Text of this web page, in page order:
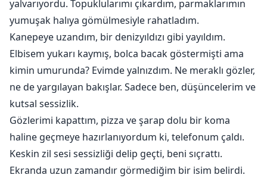
yalvarıyordu. Topuklularımı çıkardım, parmaklarımın
yumuşak halıya gömülmesiyle rahatladım.
Kanepeye uzandım, bir denizyıldızı gibi yayıldım.
Elbisem yukarı kaymış, bolca bacak göstermişti ama
kimin umurunda? Evimde yalnızdım. Ne meraklı gözler,
ne de yargılayan bakışlar. Sadece ben, düşüncelerim ve
kutsal sessizlik.
Gözlerimi kapattım, pizza ve şarap dolu bir koma
haline geçmeye hazırlanıyordum ki, telefonum çaldı.
Keskin zil sesi sessizliği delip geçti, beni sıçrattı.
Ekranda uzun zamandır görmediğim bir isim belirdi.